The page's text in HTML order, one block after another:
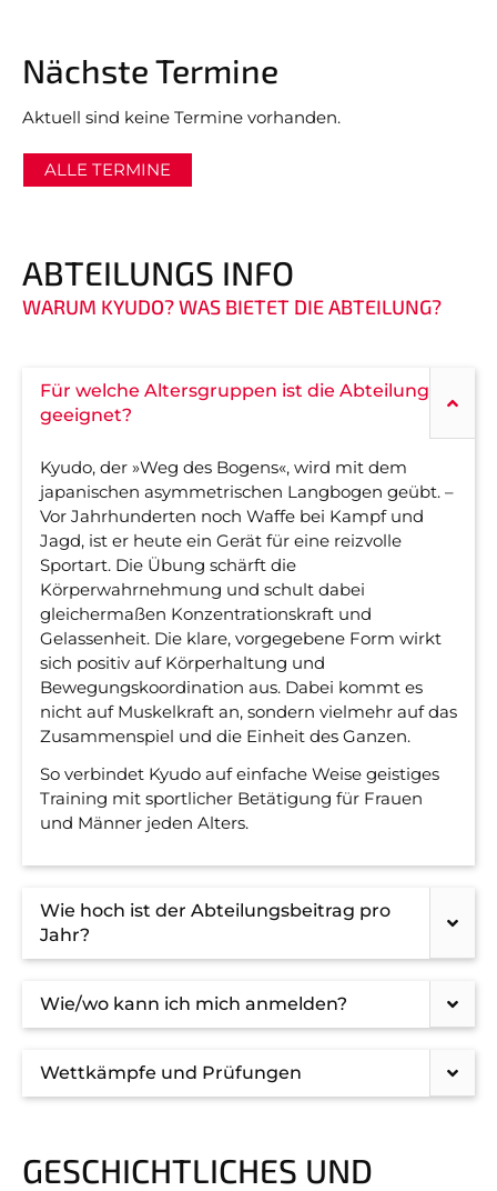
Nächste Termine
Aktuell sind keine Termine vorhanden.
ALLE TERMINE
ABTEILUNGS INFO
WARUM KYUDO? WAS BIETET DIE ABTEILUNG?
Für welche Altersgruppen ist die Abteilung
geeignet?
Kyudo, der »Weg des Bogens«, wird mit dem
japanischen asymmetrischen Langbogen geübt. –
Vor Jahrhunderten noch Waffe bei Kampf und
Jagd, ist er heute ein Gerät für eine reizvolle
Sportart. Die Übung schärft die
Körperwahrnehmung und schult dabei
gleichermaßen Konzentrationskraft und
Gelassenheit. Die klare, vorgegebene Form wirkt
sich positiv auf Körperhaltung und
Bewegungskoordination aus. Dabei kommt es
nicht auf Muskelkraft an, sondern vielmehr auf das
Zusammenspiel und die Einheit des Ganzen.
So verbindet Kyudo auf einfache Weise geistiges
Training mit sport­licher Betätigung für Frauen
und Männer jeden Alters.
Wie hoch ist der Abteilungsbeitrag pro
Jahr?
Wie/wo kann ich mich anmelden?
Wettkämpfe und Prüfungen
GESCHICHTLICHES UND